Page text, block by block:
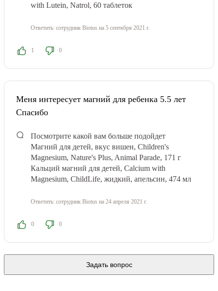
with Lutein, Natrol, 60 таблеток
Ответить: сотрудник Biotus на 5 сентября 2021 г.
1 0
Меня интересует магний для ребенка 5.5 лет
Спасибо
Посмотрите какой вам больше подойдет
Магний для детей, вкус вишен, Children's
Magnesium, Nature's Plus, Animal Parade, 171 г
Кальций магний для детей, Calcium with
Magnesium, ChildLife, жидкий, апельсин, 474 мл
Ответить: сотрудник Biotus на 24 апреля 2021 г.
0 0
Задать вопрос